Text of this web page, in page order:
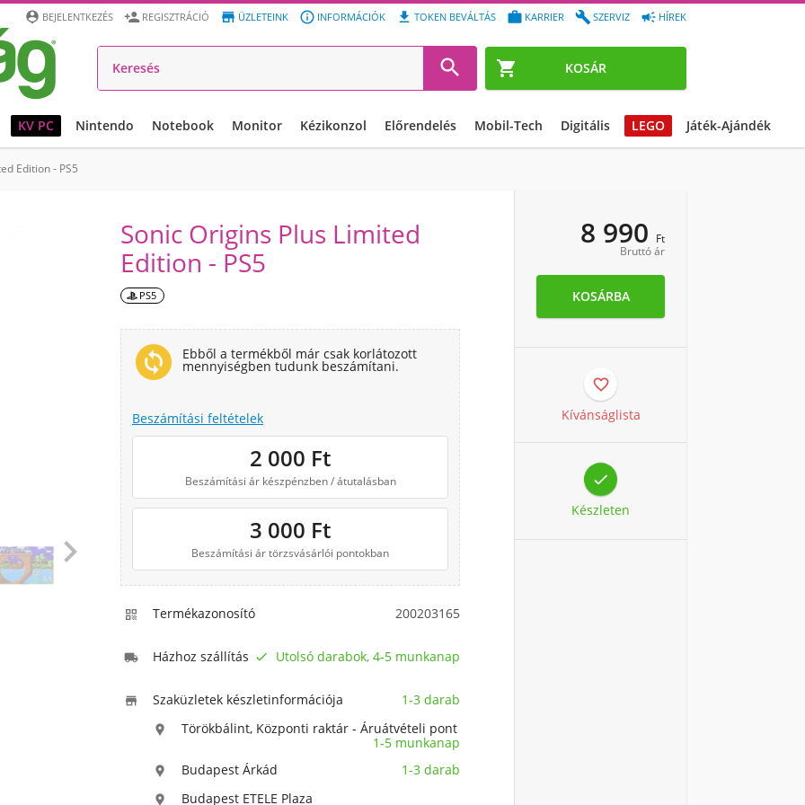
 KOSÁR
 HÍREK
 SZERVIZ
 KARRIER
 TOKEN BEVÁLTÁS
 INFORMÁCIÓK
 ÜZLETEINK
 REGISZTRÁCIÓ
 BEJELENTKEZÉS

KV PC Nintendo Notebook Monitor Kézikonzol Előrendelés Mobil-Tech Digitális LEGO Játék-Ajándék
Edition - PS5

Sonic Origins Plus Limited
Edition - PS5
PS5
change_circle Ebből a termékből már csak korlátozott
mennyiségben tudunk beszámítani.
Beszámítási feltételek
2 000 Ft
Beszámítási ár készpénzben / átutalásban
3 000 Ft
Beszámítási ár törzsvásárlói pontokban
 Termékazonosító 200203165
 Házhoz szállítás Utolsó darabok, 4-5 munkanap

 Szaküzletek készletinformációja 1-3 darab

Törökbálint, Központi raktár - Áruátvételi pont
1-5 munkanap
 Budapest Árkád 1-3 darab

Budapest ETELE Plaza
8 990 Ft
Bruttó ár
KOSÁRBA

Kívánságlista

Készleten